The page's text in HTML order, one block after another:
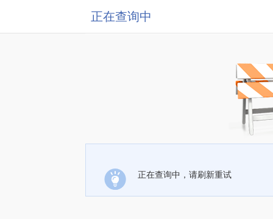
正在查询中
正在查询中，请刷新重试